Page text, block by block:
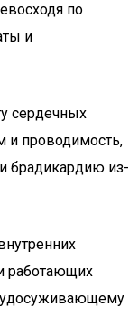
по
и
сердечных
и проводимость,
брадикардию из-
работающих